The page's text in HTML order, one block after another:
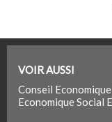
VOIR AUSSI
Conseil
Economique Social